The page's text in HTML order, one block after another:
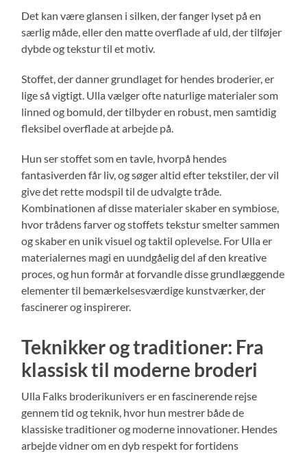
Det kan være glansen i silken, der fanger lyset på en
særlig måde, eller den matte overflade af uld, der tilføjer
dybde og tekstur til et motiv.
Stoffet, der danner grundlaget for hendes broderier, er
lige så vigtigt. Ulla vælger ofte naturlige materialer som
linned og bomuld, der tilbyder en robust, men samtidig
fleksibel overflade at arbejde på.
Hun ser stoffet som en tavle, hvorpå hendes
fantasiverden får liv, og søger altid efter tekstiler, der vil
give det rette modspil til de udvalgte tråde.
Kombinationen af disse materialer skaber en symbiose,
hvor trådens farver og stoffets tekstur smelter sammen
og skaber en unik visuel og taktil oplevelse. For Ulla er
materialernes magi en uundgåelig del af den kreative
proces, og hun formår at forvandle disse grundlæggende
elementer til bemærkelsesværdige kunstværker, der
fascinerer og inspirerer.
Teknikker og traditioner: Fra
klassisk til moderne broderi
Ulla Falks broderikunivers er en fascinerende rejse
gennem tid og teknik, hvor hun mestrer både de
klassiske traditioner og moderne innovationer. Hendes
arbejde vidner om en dyb respekt for fortidens